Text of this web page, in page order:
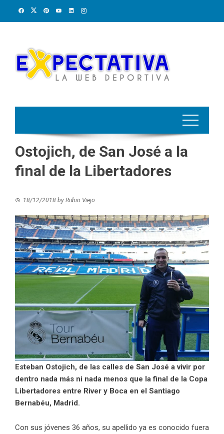
Ostojich, de San José a la
final de la Libertadores
18/12/2018 by Rubio Viejo
Esteban Ostojich, de las calles de San José a vivir por
dentro nada más ni nada menos que la final de la Copa
Libertadores entre River y Boca en el Santiago
Bernabéu, Madrid.
Con sus jóvenes 36 años, su apellido ya es conocido fuera